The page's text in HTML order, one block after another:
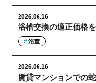
浴槽交換の適正価格
2026.06.16
浴室
賃貸マンションでの
2026.06.16